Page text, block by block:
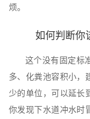
烦。
如何判断你
这个没有固定标
多、化粪池容积小，
少的单位，可以延长
你发现下水道冲水时